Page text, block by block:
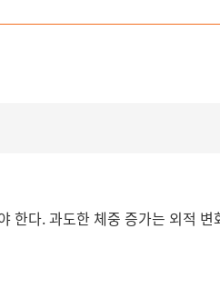
한다. 과도한 체중 증가는 외적